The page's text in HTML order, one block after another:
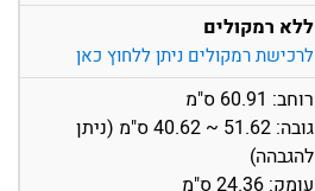
ללא רמקולים
לרכישת רמקולים ניתן ללחוץ כאן
רוחב: 60.91 ס"מ
גובה: 51.62 ~ 40.62 ס"מ (ניתן
להגבהה)